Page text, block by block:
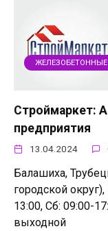
Строймаркет:
предприятия
13.04.2024
Балашиха,
городской
13:00, Сб: 09:00-
выходной